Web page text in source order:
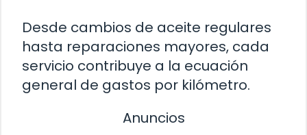
Desde cambios de aceite regulares
hasta reparaciones mayores, cada
servicio contribuye a la ecuación
general de gastos por kilómetro.
Anuncios